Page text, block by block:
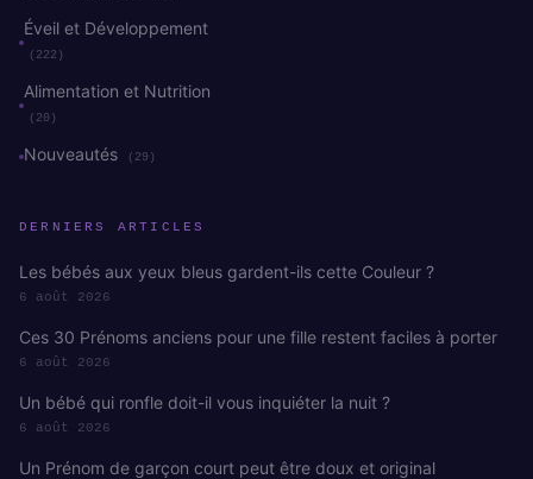
Éveil et Développement
(222)
Alimentation et Nutrition
(20)
Nouveautés (29)
DERNIERS ARTICLES
Les bébés aux yeux bleus gardent-ils cette Couleur ?
6 août 2026
Ces 30 Prénoms anciens pour une fille restent faciles à porter
6 août 2026
Un bébé qui ronfle doit-il vous inquiéter la nuit ?
6 août 2026
Un Prénom de garçon court peut être doux et original